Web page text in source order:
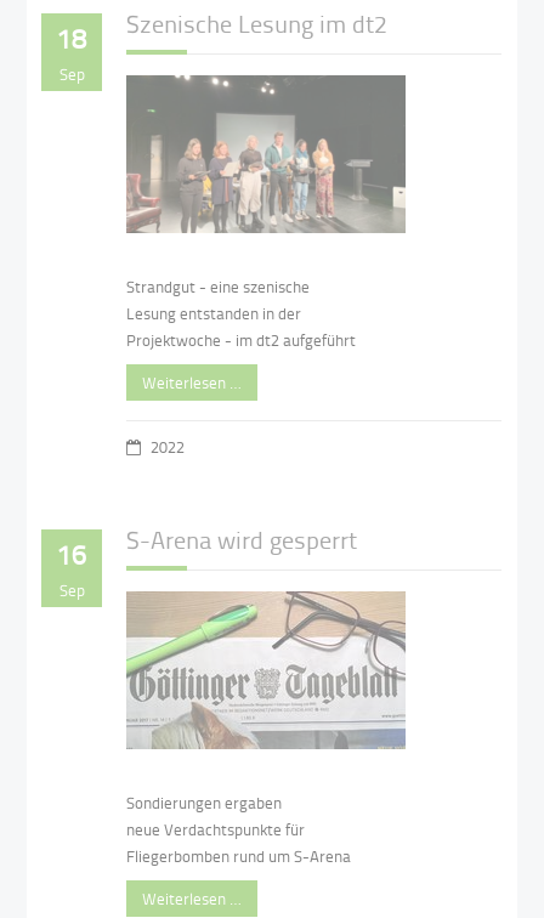
18
Sep
Szenische Lesung im dt2
Strandgut - eine szenische
Lesung entstanden in der
Projektwoche - im dt2 aufgeführt
Weiterlesen …
2022
16
Sep
S-Arena wird gesperrt
Sondierungen ergaben
neue Verdachtspunkte für
Fliegerbomben rund um S-Arena
Weiterlesen …